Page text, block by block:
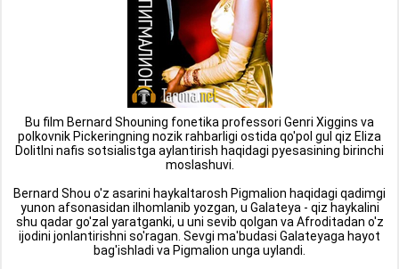
Bu film Bernard Shouning fonetika professori Genri Xiggins va
polkovnik Pickeringning nozik rahbarligi ostida qo'pol gul qiz Eliza
Dolitlni nafis sotsialistga aylantirish haqidagi pyesasining birinchi
moslashuvi.
Bernard Shou o'z asarini haykaltarosh Pigmalion haqidagi qadimgi
yunon afsonasidan ilhomlanib yozgan, u Galateya - qiz haykalini
shu qadar go'zal yaratganki, u uni sevib qolgan va Afroditadan o'z
ijodini jonlantirishni so'ragan. Sevgi ma'budasi Galateyaga hayot
bag'ishladi va Pigmalion unga uylandi.